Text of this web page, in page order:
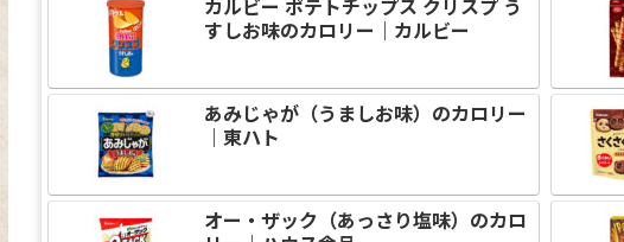
カルビー ポテトチップス クリスプ う
すしお味のカロリー｜カルビー
あみじゃが（うましお味）のカロリー
｜東ハト
オー・ザック（あっさり塩味）のカロ